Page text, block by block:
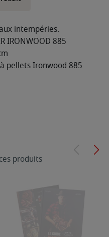
intempéries.
IRONWOOD 885
pellets Ironwood 885
produits